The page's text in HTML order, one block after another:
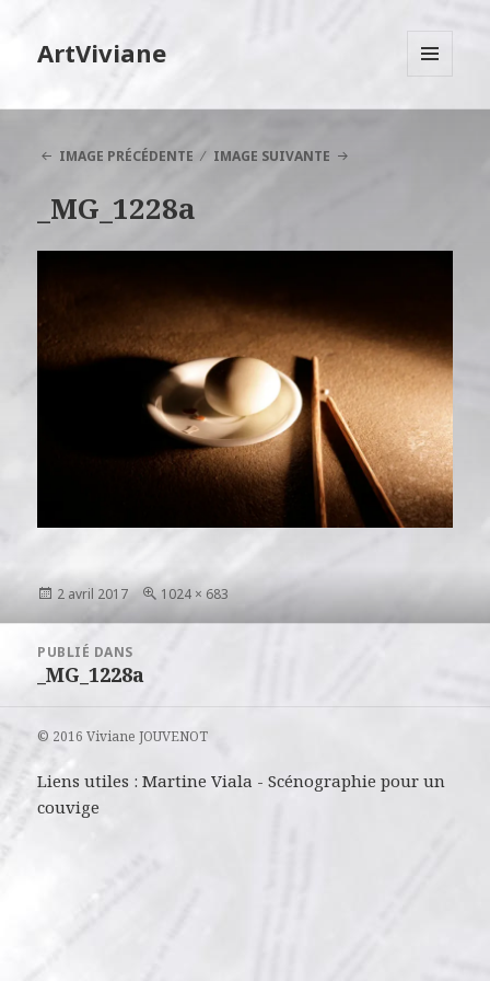
ArtViviane
IMAGE PRÉCÉDENTE
IMAGE SUIVANTE
_MG_1228a
Publié
2 avril 2017
Taille
1024 × 683
l’article
PUBLIÉ DANS
_MG_1228a
© 2016 Viviane JOUVENOT
Liens utiles :Martine Viala -Scénographie pour un
couvige